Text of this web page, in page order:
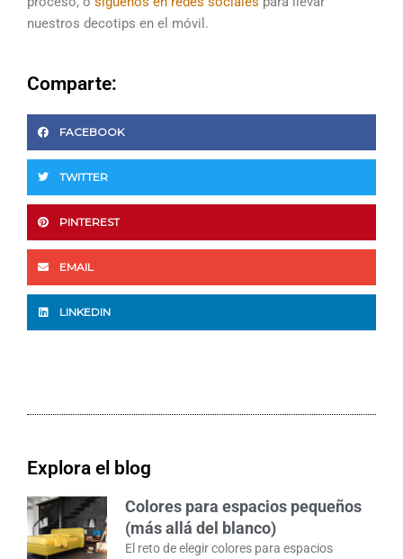
nuestros decotips en el móvil.
Comparte:
FACEBOOK
TWITTER
PINTEREST
EMAIL
LINKEDIN
Explora el blog
Colores para espacios pequeños
(más allá del blanco)
El reto de elegir colores para espacios